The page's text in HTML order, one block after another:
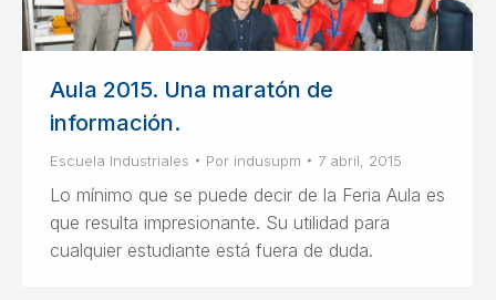
Aula 2015. Una maratón de
información.
Escuela Industriales Por indusupm 7 abril, 2015
Lo mínimo que se puede decir de la Feria Aula es
que resulta impresionante. Su utilidad para
cualquier estudiante está fuera de duda.